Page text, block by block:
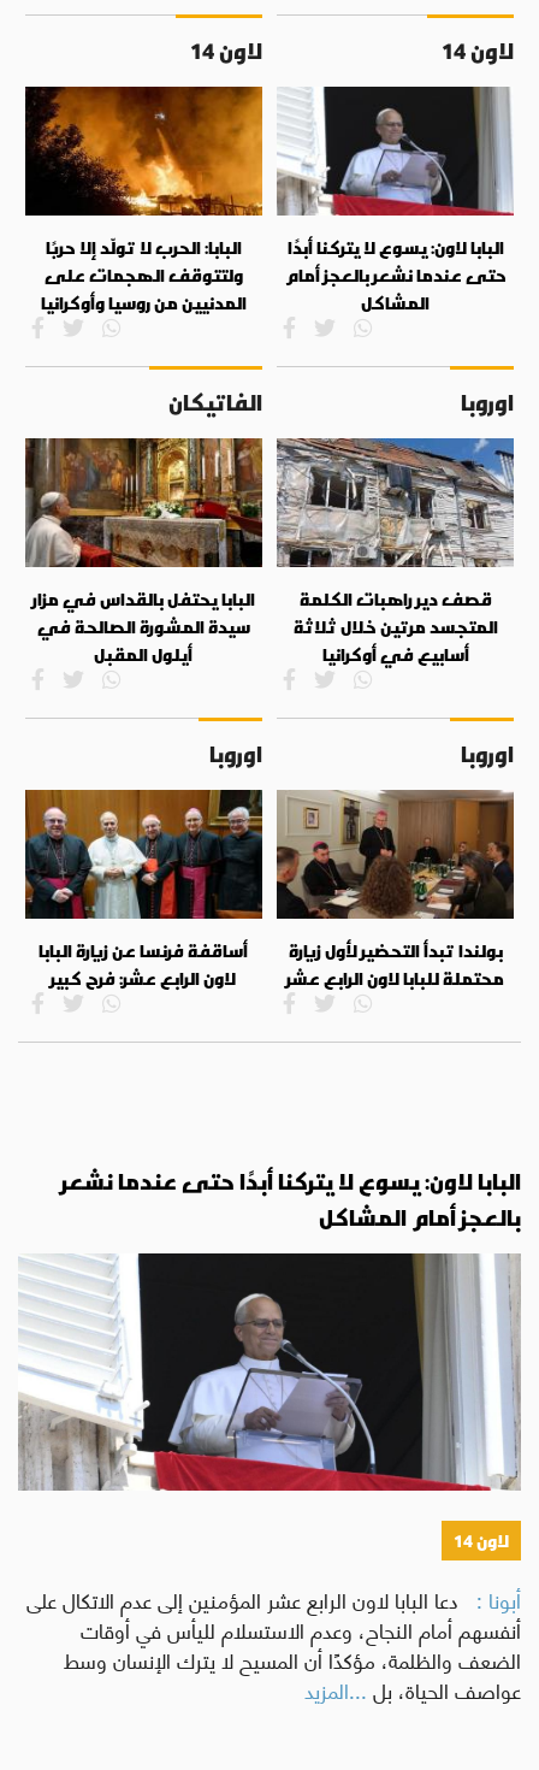
لاون 14
البابا لاون: يسوع لا يتركنا أبدًا
حتى عندما نشعر بالعجز أمام
المشاكل
لاون 14
البابا: الحرب لا تولّد إلا حربًا
ولتتوقف الهجمات على
المدنيين من روسيا وأوكرانيا
اوروبا
قصف دير راهبات الكلمة
المتجسد مرتين خلال ثلاثة
أسابيع في أوكرانيا
الفاتيكان
البابا يحتفل بالقداس في مزار
سيدة المشورة الصالحة في
أيلول المقبل
اوروبا
بولندا تبدأ التحضير لأول زيارة
محتملة للبابا لاون الرابع عشر
اوروبا
أساقفة فرنسا عن زيارة البابا
لاون الرابع عشر: فرح كبير
البابا لاون: يسوع لا يتركنا أبدًا حتى عندما نشعر
بالعجز أمام المشاكل
لاون 14
أبونا : دعا البابا لاون الرابع عشر المؤمنين إلى عدم الاتكال على
أنفسهم أمام النجاح، وعدم الاستسلام لليأس في أوقات
الضعف والظلمة، مؤكدًا أن المسيح لا يترك الإنسان وسط
عواصف الحياة، بل...المزيد